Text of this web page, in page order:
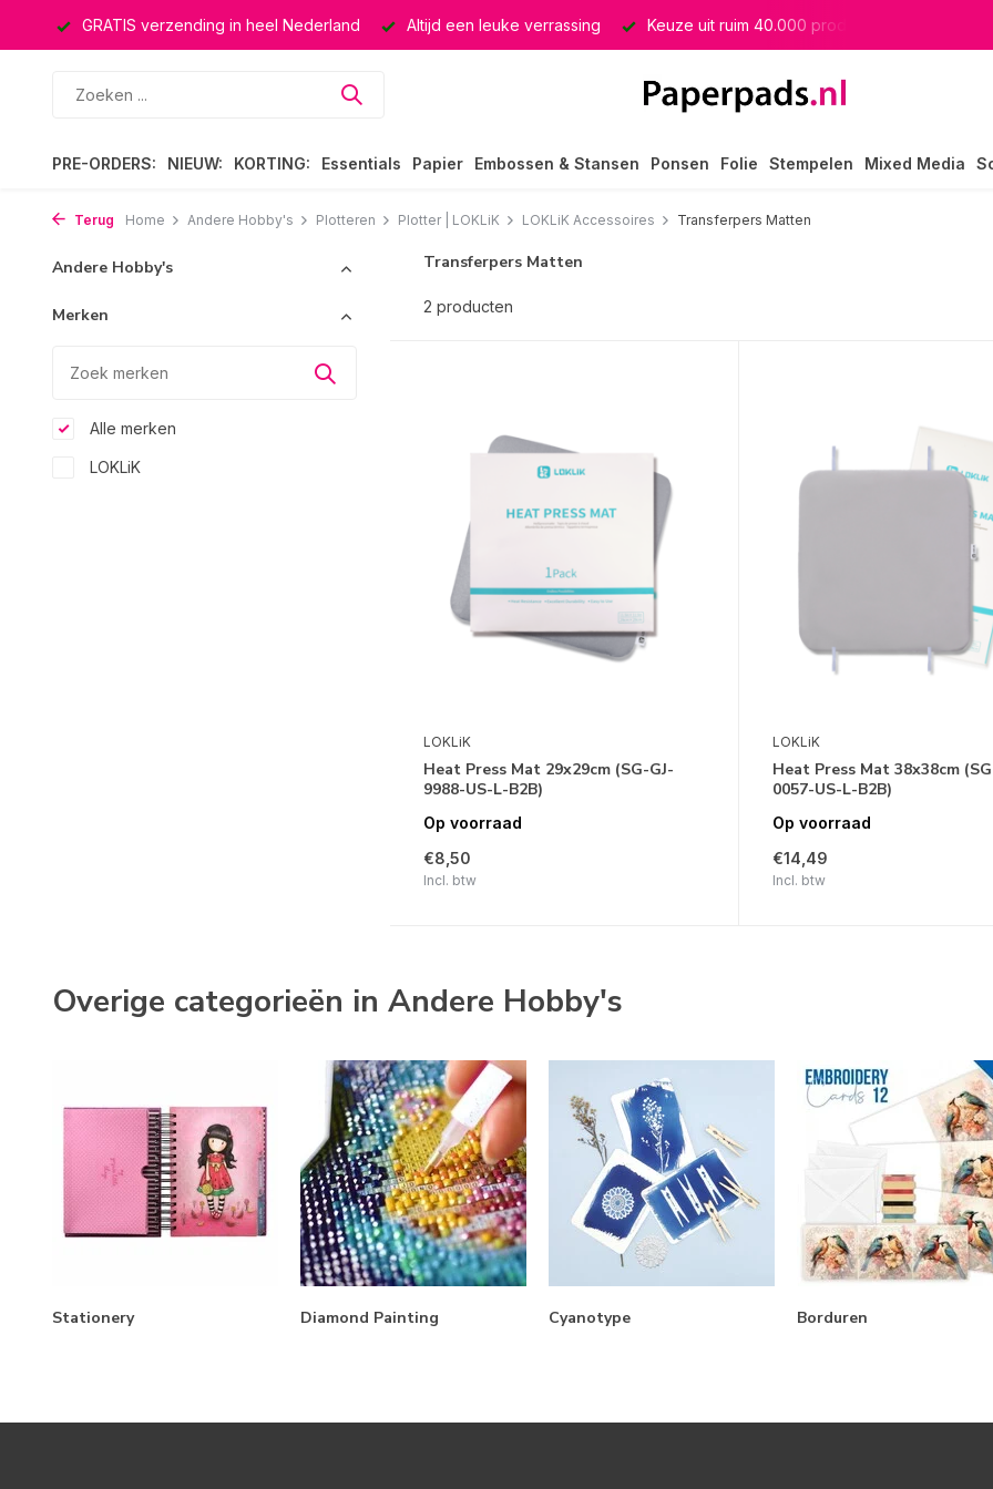
GRATIS verzending in heel Nederland Altijd een leuke verrassing Keuze uit ruim 40.000 producten
PRE-ORDERS: NIEUW: KORTING: Essentials Papier Embossen & Stansen Ponsen Folie Stempelen Mixed Media
Terug Home Andere Hobby's Plotteren Plotter | LOKLiK LOKLiK Accessoires Transferpers Matten
Andere Hobby's
Merken
Alle merken
LOKLiK
Transferpers Matten
2 producten
LOKLiK
Heat Press Mat 29x29cm (SG-GJ-
9988-US-L-B2B)
Op voorraad
€8,50
Incl. btw
LOKLiK
Heat Press Mat 38x38cm
0057-US-L-B2B)
Op voorraad
€14,49
Incl. btw
Overige categorieën in Andere Hobby's
Stationery Diamond Painting Cyanotype Borduren